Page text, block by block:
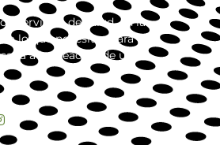
servicios de salud, en la
lo que necesitas para tu
a la creación de un